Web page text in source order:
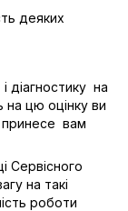
деяких
діагностику на
на цю оцінку ви
принесе вам
Сервісного
на такі
роботи